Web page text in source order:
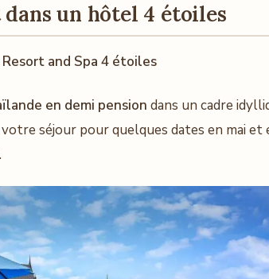
un hôtel 4 étoiles
and Spa 4 étoiles
en demi pension dans un cadre
séjour pour quelques dates en mai et